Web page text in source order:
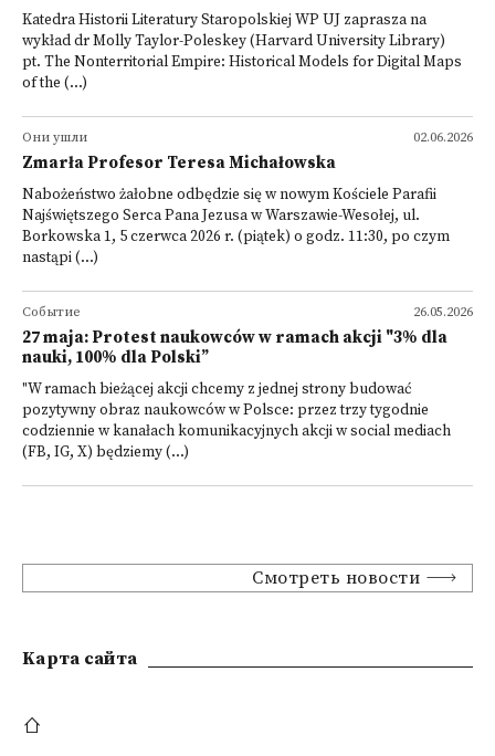
Katedra Historii Literatury Staropolskiej WP UJ zaprasza na
wykład dr Molly Taylor-Poleskey (Harvard University Library)
pt. The Nonterritorial Empire: Historical Models for Digital Maps
of the (...)
02.06.2026
Они ушли
Zmarła Profesor Teresa Michałowska
Nabożeństwo żałobne odbędzie się w nowym Kościele Parafii
Najświętszego Serca Pana Jezusa w Warszawie-Wesołej, ul.
Borkowska 1, 5 czerwca 2026 r. (piątek) o godz. 11:30, po czym
nastąpi (...)
26.05.2026
Событие
27 maja: Protest naukowców w ramach akcji "3% dla
nauki, 100% dla Polski”
"W ramach bieżącej akcji chcemy z jednej strony budować
pozytywny obraz naukowców w Polsce: przez trzy tygodnie
codziennie w kanałach komunikacyjnych akcji w social mediach
(FB, IG, X) będziemy (...)
Смотреть новости
Kарта сайта